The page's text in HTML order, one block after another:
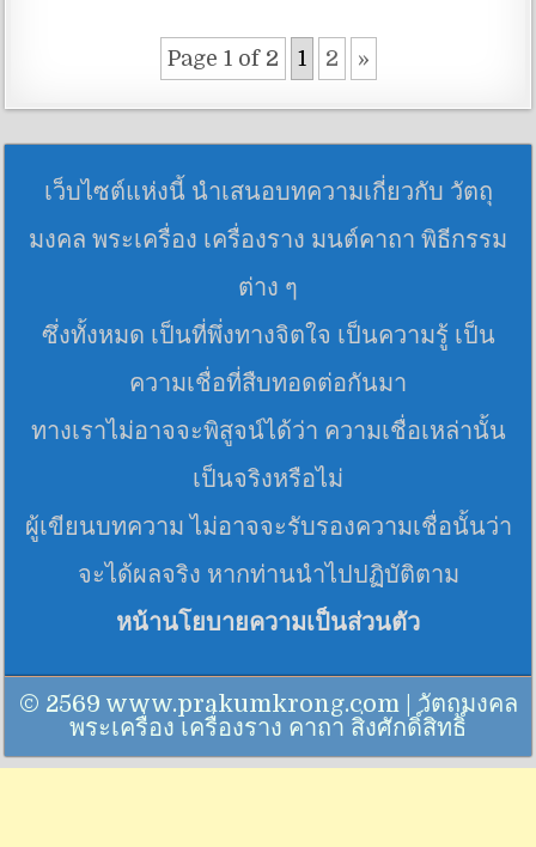
Page 1 of 2 1 2 »
เว็บไซต์แห่งนี้ นำเสนอบทความเกี่ยวกับ วัตถุ
มงคล พระเครื่อง เครื่องราง มนต์คาถา พิธีกรรม
ต่าง ๆ
ซึ่งทั้งหมด เป็นที่พึ่งทางจิตใจ เป็นความรู้ เป็น
ความเชื่อที่สืบทอดต่อกันมา
ทางเราไม่อาจจะพิสูจน์ได้ว่า ความเชื่อเหล่านั้น
เป็นจริงหรือไม่
ผู้เขียนบทความ ไม่อาจจะรับรองความเชื่อนั้นว่า
จะได้ผลจริง หากท่านนำไปปฏิบัติตาม
หน้านโยบายความเป็นส่วนตัว
© 2569 www.prakumkrong.com | วัตถุมงคล
พระเครื่อง เครื่องราง คาถา สิ่งศักดิ์สิทธิ์